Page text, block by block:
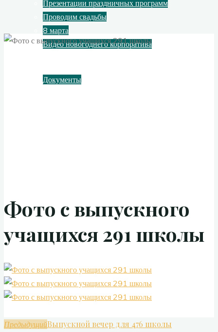
Презентации праздничных программ
Проводим свадьбы
8 марта
Видео новогоднего корпоратива
Документы
Фото с выпускного
учащихся 291 школы
ПредыдущийВыпускной вечер для 476 школы